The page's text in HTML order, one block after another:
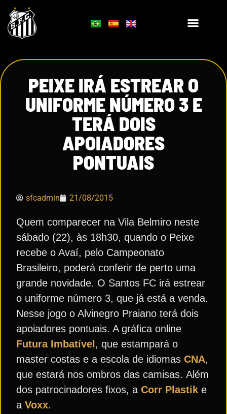
PEIXE IRÁ ESTREAR O
UNIFORME NÚMERO 3 E
TERÁ DOIS
APOIADORES
PONTUAIS
sfcadmin 21/08/2015
Quem comparecer na Vila Belmiro neste
sábado (22), às 18h30, quando o Peixe
recebe o Avaí, pelo Campeonato
Brasileiro, poderá conferir de perto uma
grande novidade. O Santos FC irá estrear
o uniforme número 3, que já está a venda.
Nesse jogo o Alvinegro Praiano terá dois
apoiadores pontuais. A gráfica online
Futura Imbatível , que estampará o
master costas e a escola de idiomas CNA,
que estará nos ombros das camisas. Além
dos patrocinadores fixos, a Corr Plastik e
a Voxx.